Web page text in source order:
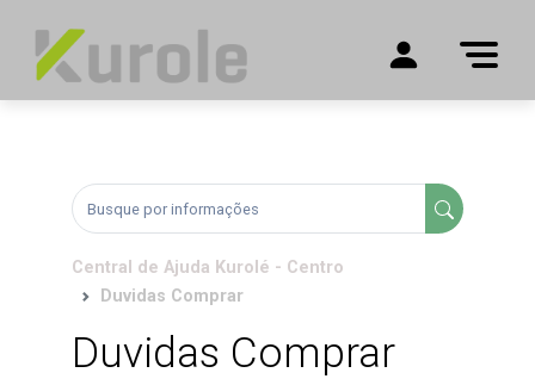
Central de Ajuda Kurolé - Centro
Duvidas Comprar
Duvidas Comprar